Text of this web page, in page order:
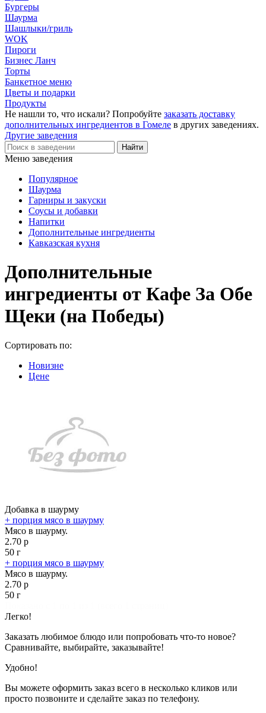
Бургеры
Шаурма
Шашлыки/гриль
WOK
Пироги
Бизнес Ланч
Торты
Банкетное меню
Цветы и подарки
Продукты
Не нашли то, что искали? Попробуйте заказать доставку
дополнительных ингредиентов в Гомеле в других заведениях.
Другие заведения
Меню заведения
Популярное
Шаурма
Гарниры и закуски
Соусы и добавки
Напитки
Дополнительные ингредиенты
Кавказская кухня
Дополнительные
ингредиенты от Кафе За Обе
Щеки (на Победы)
Сортировать по:
Новизне
Цене
Добавка в шаурму
+ порция мясо в шаурму
Мясо в шаурму.
2.70 р
50 г
+ порция мясо в шаурму
Мясо в шаурму.
2.70 р
50 г
Легко!
Заказать любимое блюдо или попробовать что-то новое?
Сравнивайте, выбирайте, заказывайте!
Удобно!
Вы можете оформить заказ всего в несколько кликов или
просто позвоните и сделайте заказ по телефону.